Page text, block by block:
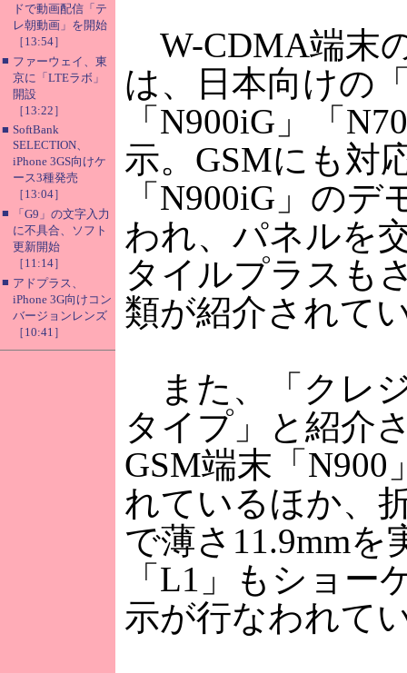
ドで動画配信「テ
レ朝動画」を開始
［13:54］
■ ファーウェイ、東
京に「LTEラボ」
開設
［13:22］
■ SoftBank
SELECTION、
iPhone 3GS向けケ
ース3種発売
［13:04］
■
「G9」の文字入力
に不具合、ソフト
更新開始
［11:14］
■ アドプラス、
iPhone 3G向けコン
バージョンレンズ
［10:41］
W-CDMA端末
は、日本向けの
「N900iG」「
示。GSMにも対
「N900iG」のデ
われ、パネルを
タイルプラスも
類が紹介されて
また、「クレ
タイプ」と紹介
GSM端末「N900
れているほか、
で薄さ11.9mmを
「L1」もショー
示が行なわれて